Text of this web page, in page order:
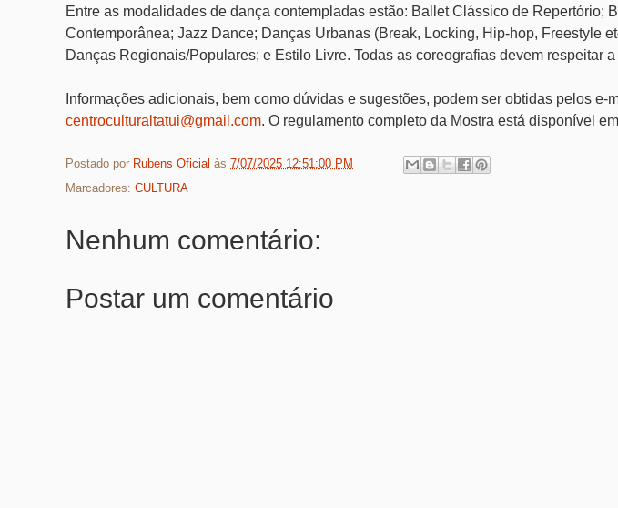
Entre as modalidades de dança contempladas estão: Ballet Clássico de Repertório;
Contemporânea; Jazz Dance; Danças Urbanas (Break, Locking, Hip-hop, Freestyle
Danças Regionais/Populares; e Estilo Livre. Todas as coreografias devem respeitar
Informações adicionais, bem como dúvidas e sugestões, podem ser obtidas pelos e-
centroculturaltatui@gmail.com. O regulamento completo da Mostra está disponível em
Postado por Rubens Oficial às 7/07/2025 12:51:00 PM
Marcadores: CULTURA
Nenhum comentário:
Postar um comentário